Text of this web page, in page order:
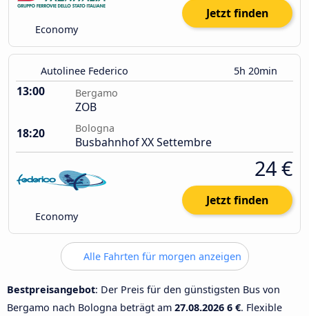
Economy
Jetzt finden
Autolinee Federico 5h 20min
13:00 Bergamo
ZOB
18:20
Bologna
Busbahnhof XX Settembre
Economy
24 €
Jetzt finden
Alle Fahrten für morgen anzeigen
Bestpreisangebot: Der Preis für den günstigsten Bus von
Bergamo nach Bologna beträgt am 27.08.2026 6 €. Flexible